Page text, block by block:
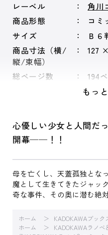
レーベル
角川
商品形態
コミ
サイズ
Ｂ６
商品寸法（横/
縦/束幅）
127
総ページ数 194
もっ
心優しい少女と人間だ
開幕──！！
母を亡くし、天蓋孤独とな
魔として生きてきたジャッ
奇な事件、その奥に潜む絶
ホーム KADOKAWAブック
ホーム
KADOKAWAラノ